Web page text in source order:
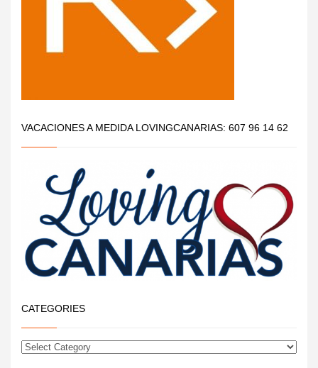
VACACIONES A MEDIDA LOVINGCANARIAS: 607 96 14 62
CATEGORIES